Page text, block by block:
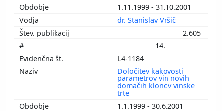
1.11.1999 - 31.10.2001
dr. Stanislav Vršič
2.605
14.
L4-1184
Določitev kakovosti
parametrov vin novih
domačih klonov vinske
trte
1.1.1999 - 30.6.2001